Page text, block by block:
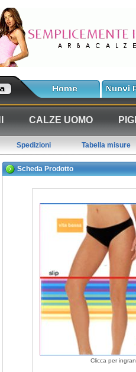
CALZE UOMO
Spedizioni Tabella misure
Scheda Prodotto
Clicca per